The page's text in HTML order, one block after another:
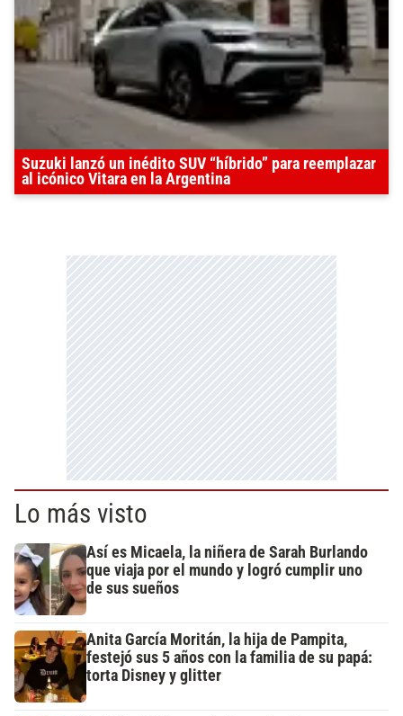
Suzuki lanzó un inédito SUV “híbrido” para reemplazar
al icónico Vitara en la Argentina
Lo más visto
Así es Micaela, la niñera de Sarah Burlando
que viaja por el mundo y logró cumplir uno
de sus sueños
Anita García Moritán, la hija de Pampita,
festejó sus 5 años con la familia de su papá:
torta Disney y glitter